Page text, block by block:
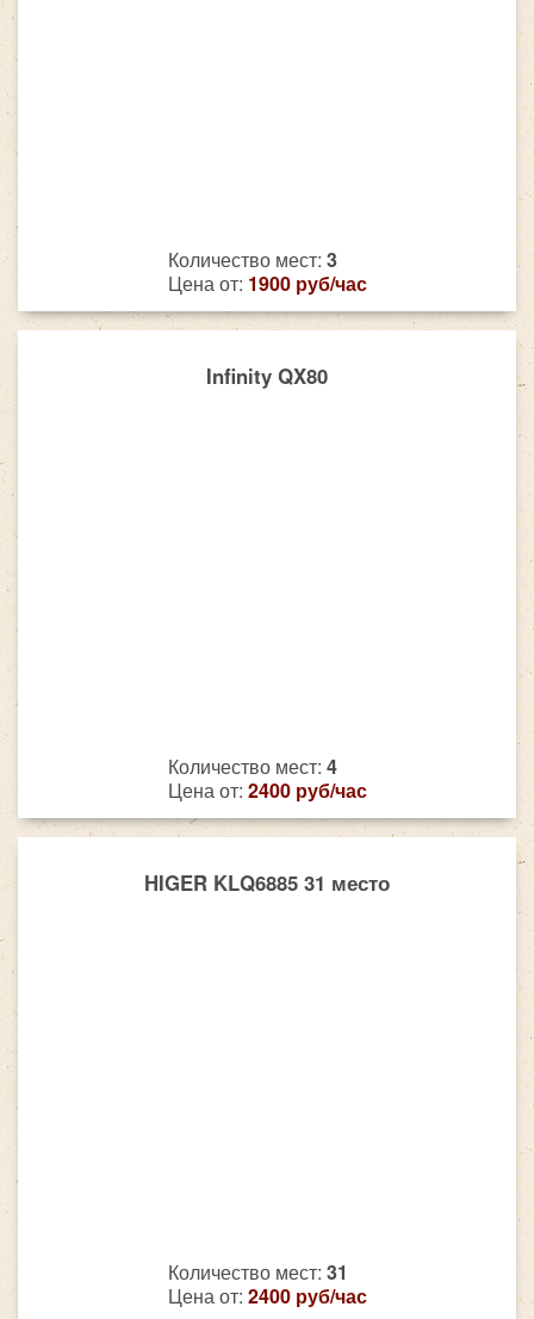
Количество мест: 3
Цена от: 1900 руб/час
Infinity QX80
Количество мест: 4
Цена от: 2400 руб/час
HIGER KLQ6885 31 место
Количество мест: 31
Цена от: 2400 руб/час